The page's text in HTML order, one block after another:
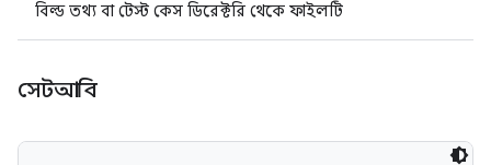
বিল্ড তথ্য বা টেস্ট কেস ডিরেক্টরি থেকে ফাইলটি
সেটআবি